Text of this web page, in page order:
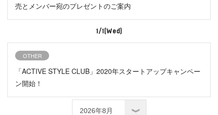
売とメンバー宛のプレゼントのご案内
1/1(Wed)
OTHER
「ACTIVE STYLE CLUB」2020年スタートアップキャンペー
ン開始！